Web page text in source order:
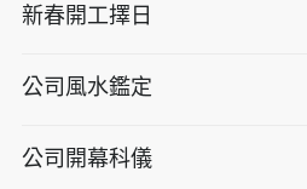
新春開工擇日
公司風水鑑定
公司開幕科儀